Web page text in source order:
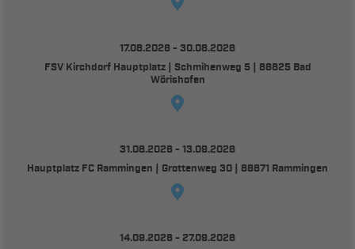
17.08.2026 - 30.08.2026
FSV Kirchdorf Hauptplatz | Schmihenweg 5 | 86825 Bad
Wörishofen
31.08.2026 - 13.09.2026
Hauptplatz FC Rammingen | Grottenweg 30 | 86871 Rammingen
14.09.2026 - 27.09.2026